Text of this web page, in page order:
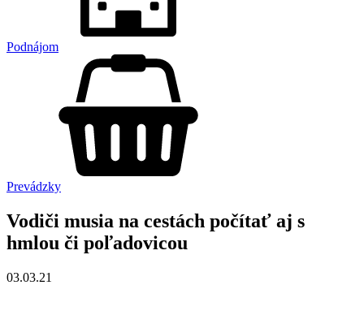
Podnájom
Prevádzky
Vodiči musia na cestách počítať aj s
hmlou či poľadovicou
03.03.21